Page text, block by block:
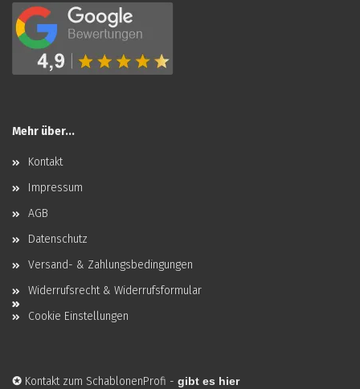
Mehr über...
Kontakt
Impressum
AGB
Datenschutz
Versand- & Zahlungsbedingungen
Widerrufsrecht & Widerrufsformular
Cookie Einstellungen
✪ Kontakt zum SchablonenProfi - gibt es hier